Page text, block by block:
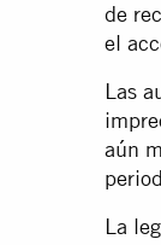
de
el
Las
aún
La